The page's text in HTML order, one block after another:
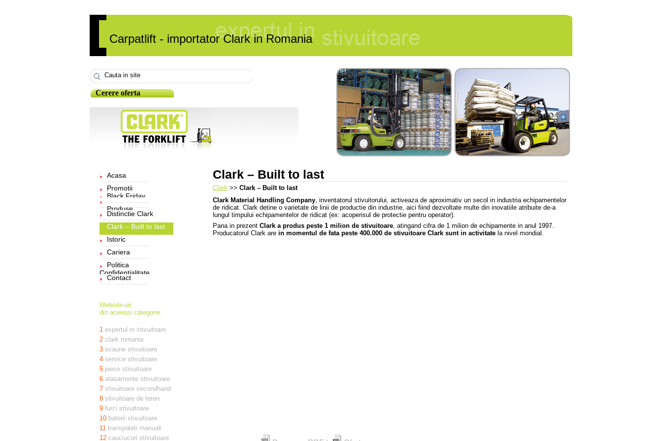
Carpatlift - importator Clark in Romania
Cerere oferta
Acasa
Promotii
Black Friday
Produse
Distinctie Clark
Clark – Built to last
Istoric
Cariera
Politica
Confidentialitate
Contact
Website-uri
din aceeasi categorie.
1 expertul in stivuitoare
2 clark romania
3 scaune stivuitoare
4 service stivuitoare
5 piese stivuitoare
6 atasamente stivuitoare
7 stivuitoare secondhand
8 stivuitoare de teren
9 furci stivuitoare
10 baterii stivuitoare
11 transpaleti manuali
12 cauciucuri stivuitoare
Clark – Built to last
Clark>> Clark – Built to last
Clark Material Handling Company, inventatorul stivuitorului, activeaza de aproximativ un secol in industria echipamentelor
de ridicat. Clark detine o varietate de linii de productie din industrie, aici fiind dezvoltate multe din inovatiile atribuite de-a
lungul timpului echipamentelor de ridicat (ex: acoperisul de protectie pentru operator).
Pana in prezent Clark a produs peste 1 milion de stivuitoare, atingand cifra de 1 milion de echipamente in anul 1997.
Producatorul Clark are in momentul de fata peste 400.000 de stivuitoare Clark sunt in activitatela nivel mondial.